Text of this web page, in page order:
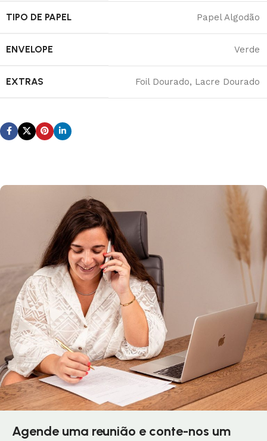
TIPO DE PAPEL Papel Algodão
ENVELOPE Verde
EXTRAS Foil Dourado, Lacre Dourado
Agende uma reunião e conte-nos um